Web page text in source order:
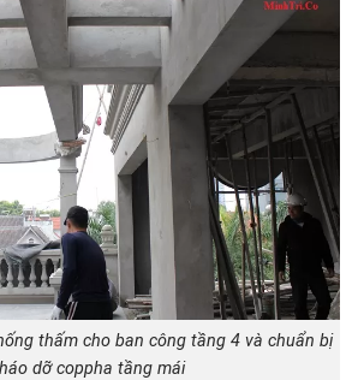
thấm cho ban công tầng 4 và chuẩn bị
dỡ coppha tầng mái